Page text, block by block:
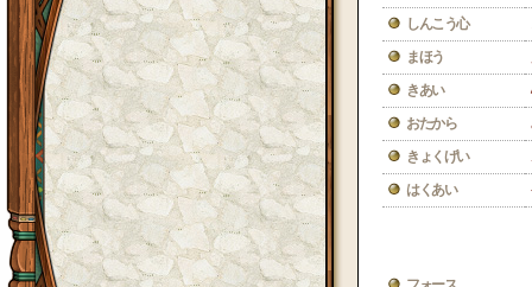
しんこう心
まほう
きあい
おたから
きょくげい
はくあい